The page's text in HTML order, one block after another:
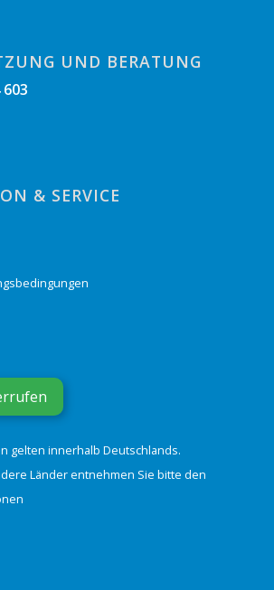
UND BERATUNG
& SERVICE
gelten innerhalb Deutschlands.
Länder entnehmen Sie bitte den